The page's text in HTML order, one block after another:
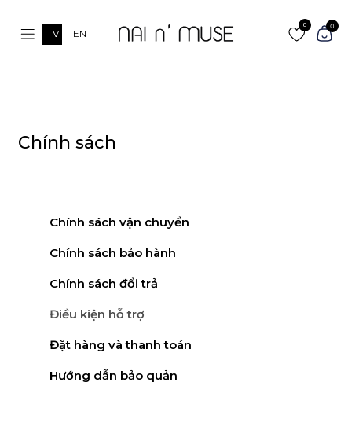
0
0
VI EN
Chính sách
Chính sách vận chuyển
Chính sách bảo hành
Chính sách đổi trả
Điều kiện hỗ trợ
Đặt hàng và thanh toán
Hướng dẫn bảo quản